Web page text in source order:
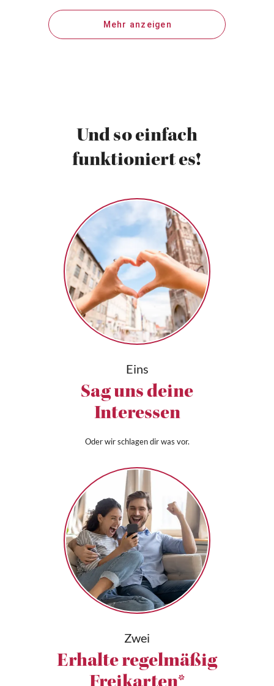
Mehr anzeigen
Und so einfach
funktioniert es!
Eins
Sag uns deine
Interessen
Oder wir schlagen dir was vor.
Zwei
Erhalte regelmäßig